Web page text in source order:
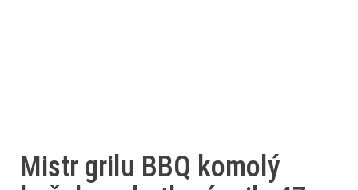
Mistr grilu BBQ komolý